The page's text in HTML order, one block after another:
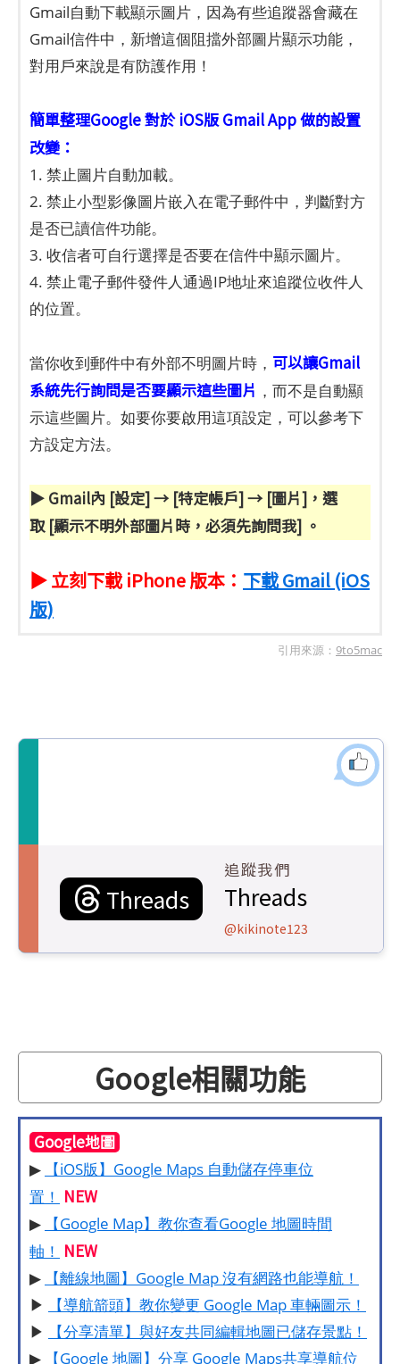
Gmail自動下載顯示圖片，因為有些追蹤器會藏在
Gmail信件中，新增這個阻擋外部圖片顯示功能，
對用戶來說是有防護作用！
簡單整理Google 對於 iOS版 Gmail App 做的設置
改變：
1. 禁止圖片自動加載。
2. 禁止小型影像圖片嵌入在電子郵件中，判斷對方
是否已讀信件功能。
3. 收信者可自行選擇是否要在信件中顯示圖片。
4. 禁止電子郵件發件人通過IP地址來追蹤位收件人
的位置。
當你收到郵件中有外部不明圖片時， 可以讓Gmail
系統先行詢問是否要顯示這些圖片 ，而不是自動顯
示這些圖片。如要你要啟用這項設定，可以參考下
方設定方法。
▶ Gmail內 [設定] → [特定帳戶] → [圖片]，選
取 [顯示不明外部圖片時，必須先詢問我] 。
▶ 立刻下載 iPhone 版本： 下載 Gmail (iOS
版)
引用來源： 9to5mac
Threads
追蹤我們
Threads
@kikinote123
Google相關功能
Google地圖
▶
【iOS版】Google Maps 自動儲存停車位
置！ NEW
▶
【Google Map】教你查看Google 地圖時間
軸！ NEW
▶
【離線地圖】Google Map 沒有網路也能導航！
▶
【導航箭頭】教你變更 Google Map 車輛圖示！
▶
【分享清單】與好友共同編輯地圖已儲存景點！
▶
【Google 地圖】分享 Google Maps共享導航位